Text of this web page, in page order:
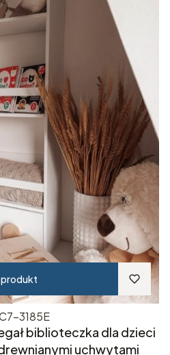
3185E
biblioteczka dla dzieci
uchwytami